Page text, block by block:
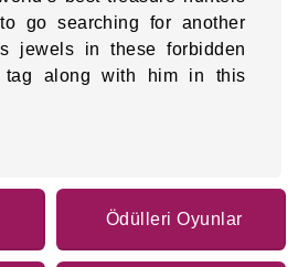
go searching for another
jewels in these forbidden
tag along with him in this
Ödülleri Oyunlar